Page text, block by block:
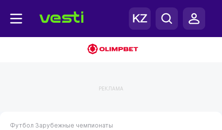
РЕКЛАМА
Футбол Зарубежные чемпионаты